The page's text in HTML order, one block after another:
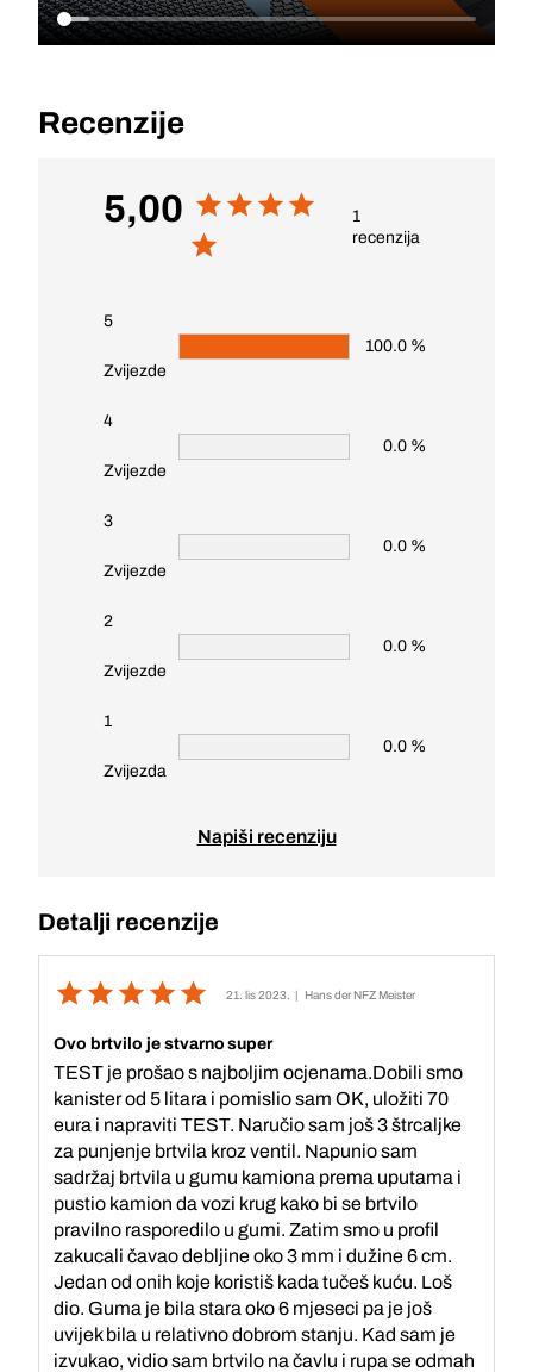
Recenzije
5,00
1
recenzija
5
Zvijezde
100.0 %
4
Zvijezde
0.0 %
3
Zvijezde
0.0 %
2
Zvijezde
0.0 %
1
Zvijezda
0.0 %
Napiši recenziju
Detalji recenzije
21. lis 2023. | Hans der NFZ Meister
Ovo brtvilo je stvarno super
TEST je prošao s najboljim ocjenama.Dobili smo
kanister od 5 litara i pomislio sam OK, uložiti 70
eura i napraviti TEST. Naručio sam još 3 štrcaljke
za punjenje brtvila kroz ventil. Napunio sam
sadržaj brtvila u gumu kamiona prema uputama i
pustio kamion da vozi krug kako bi se brtvilo
pravilno rasporedilo u gumi. Zatim smo u profil
zakucali čavao debljine oko 3 mm i dužine 6 cm.
Jedan od onih koje koristiš kada tučeš kuću. Loš
dio. Guma je bila stara oko 6 mjeseci pa je još
uvijek bila u relativno dobrom stanju. Kad sam je
izvukao, vidio sam brtvilo na čavlu i rupa se odmah